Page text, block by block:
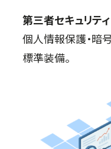
第三者セキュリテ
個人情報保護・暗
標準装備。